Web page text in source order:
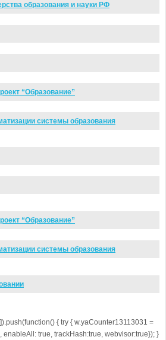
образования и науки РФ
“Образование”
системы образования
“Образование”
системы образования
{ try { w.yaCounter13113031 =
enableAll: true, trackHash:true, webvisor:true}); }